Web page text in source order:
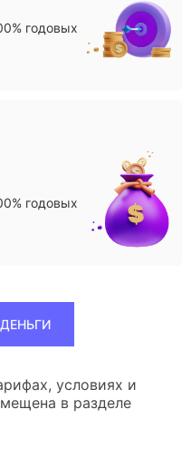
годовых
годовых
условиях и
в разделе